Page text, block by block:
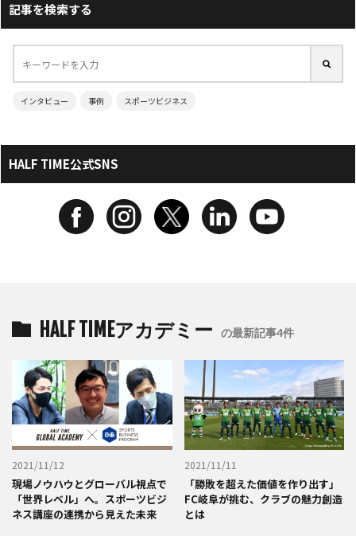
記事を検索する
インタビュー 事例 スポーツビジネス
HALF TIME公式SNS
HALF TIMEアカデミー の最新記事4件
2021/11/12
現場ノウハウとグローバル視点で
「世界レベル」へ。スポーツビジ
ネス講座の連携から見えた未来
2021/11/11
「勝敗を超えた価値を作り出す」
FC岐阜が挑む、クラブの魅力創造
とは